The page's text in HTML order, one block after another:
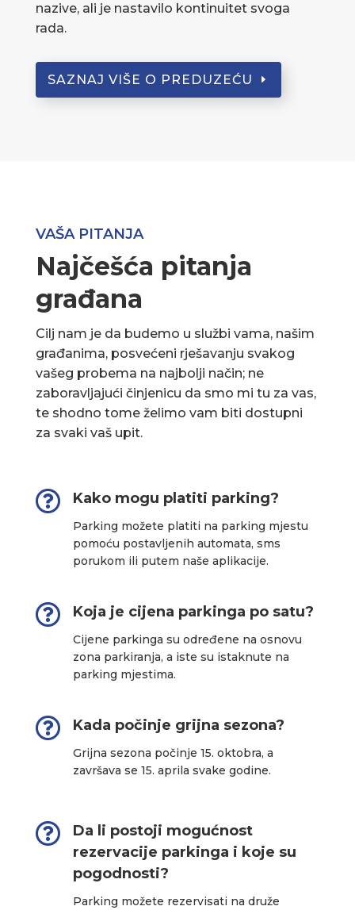
nazive, ali je nastavilo kontinuitet svoga
rada.
SAZNAJ VIŠE O PREDUZEĆU
VAŠA PITANJA
Najčešća pitanja
građana
Cilj nam je da budemo u službi vama, našim
građanima, posvećeni rješavanju svakog
vašeg probema na najbolji način; ne
zaboravljajući činjenicu da smo mi tu za vas,
te shodno tome želimo vam biti dostupni
za svaki vaš upit.
 Kako mogu platiti parking?
Parking možete platiti na parking mjestu
pomoću postavljenih automata, sms
porukom ili putem naše aplikacije.
 Koja je cijena parkinga po satu?
Cijene parkinga su određene na osnovu
zona parkiranja, a iste su istaknute na
parking mjestima.
 Kada počinje grijna sezona?
Grijna sezona počinje 15. oktobra, a
završava se 15. aprila svake godine.

Da li postoji mogućnost
rezervacije parkinga i koje su
pogodnosti?
Parking možete rezervisati na druže